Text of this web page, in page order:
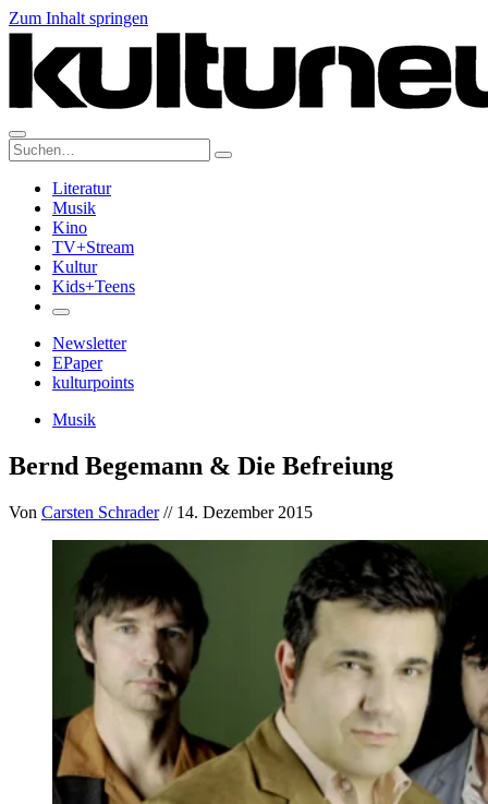
Zum Inhalt springen
Suche:
Literatur
Musik
Kino
TV+Stream
Kultur
Kids+Teens
Newsletter
EPaper
kulturpoints
Musik
Bernd Begemann & Die Befreiung
Von Carsten Schrader// 14. Dezember 2015